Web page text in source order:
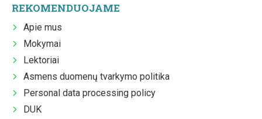
REKOMENDUOJAME
Apie mus
Mokymai
Lektoriai
Asmens duomenų tvarkymo politika
Personal data processing policy
DUK